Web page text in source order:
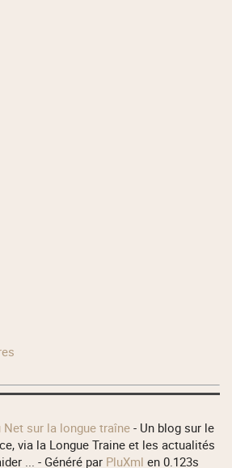
sur la longue traîne - Un blog sur le
via la Longue Traine et les actualités
... - Généré par PluXml en 0.123s